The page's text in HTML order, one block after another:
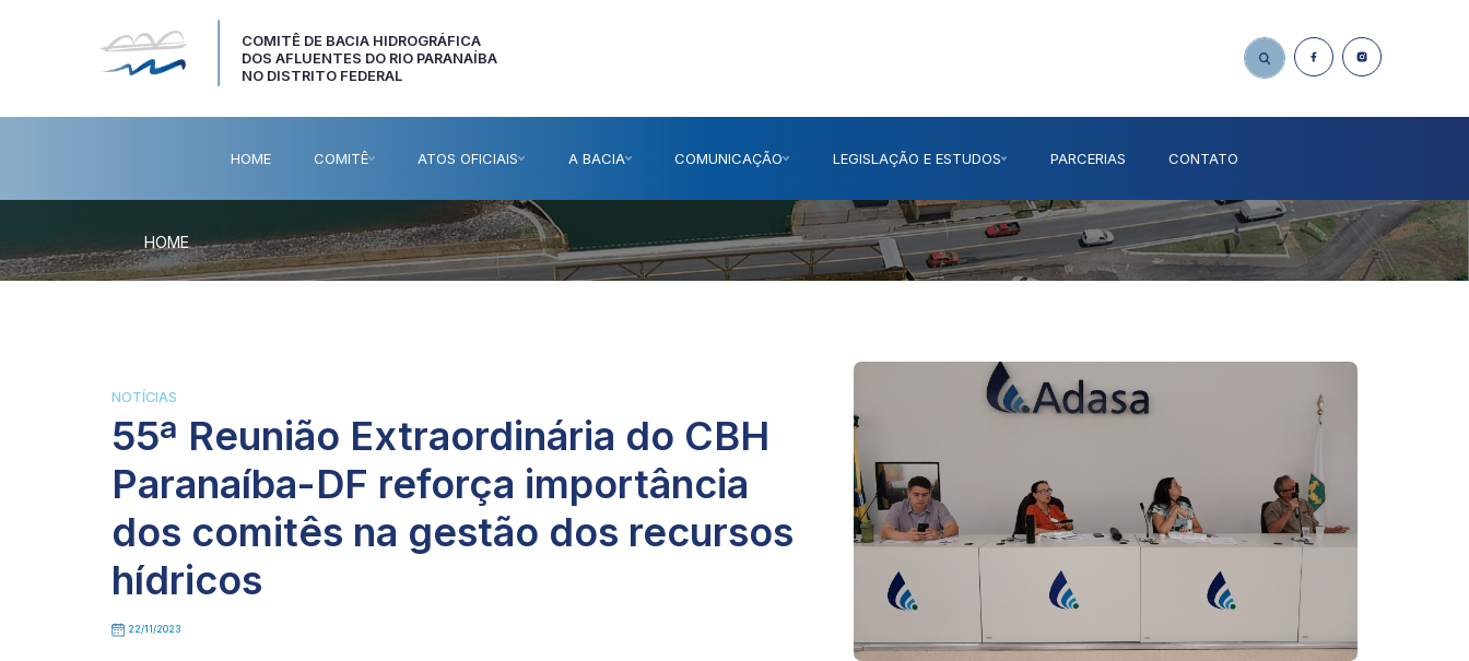
COMITÊ DE BACIA HIDROGRÁFICA
DOS AFLUENTES DO RIO PARANAÍBA
NO DISTRITO FEDERAL
HOME COMITÊ ATOS OFICIAIS A BACIA COMUNICAÇÃO LEGISLAÇÃO E ESTUDOS PARCERIAS CONTATO
HOME
NOTÍCIAS
55ª Reunião Extraordinária do CBH
Paranaíba-DF reforça importância
dos comitês na gestão dos recursos
hídricos
22/11/2023